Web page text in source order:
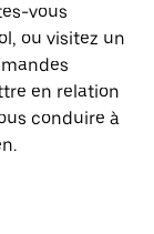
vous
ou visitez un
en relation
conduire à